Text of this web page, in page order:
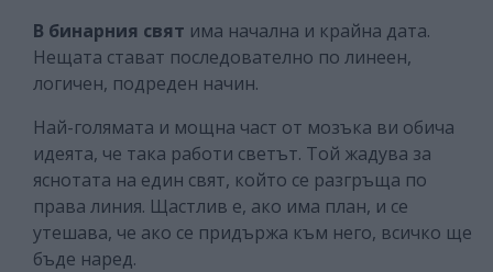
В бинарния свят има начална и крайна дата.
Нещата стават последователно по линеен,
логичен, подреден начин.
Най-голямата и мощна част от мозъка ви обича
идеята, че така работи светът. Той жадува за
яснотата на един свят, който се разгръща по
права линия. Щастлив е, ако има план, и се
утешава, че ако се придържа към него, всичко ще
бъде наред.